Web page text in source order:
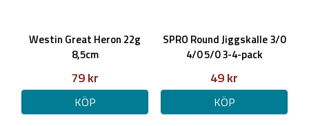
Westin Great Heron 22g
8,5cm
79 kr
KÖP
SPRO Round Jiggskalle 3/0
4/0 5/0 3-4-pack
49 kr
KÖP